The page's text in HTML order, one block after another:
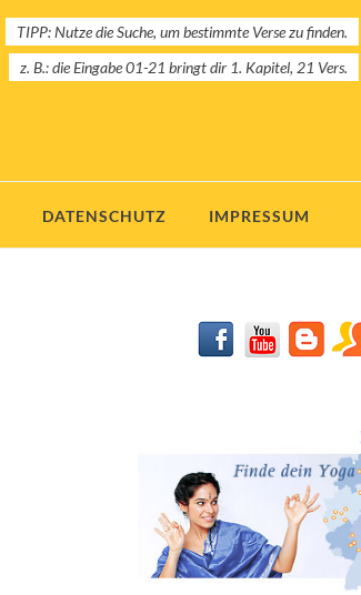
TIPP: Nutze die Suche, um bestimmte Verse zu finden.
z. B.: die Eingabe 01-21 bringt dir 1. Kapitel, 21 Vers.
DATENSCHUTZ IMPRESSUM